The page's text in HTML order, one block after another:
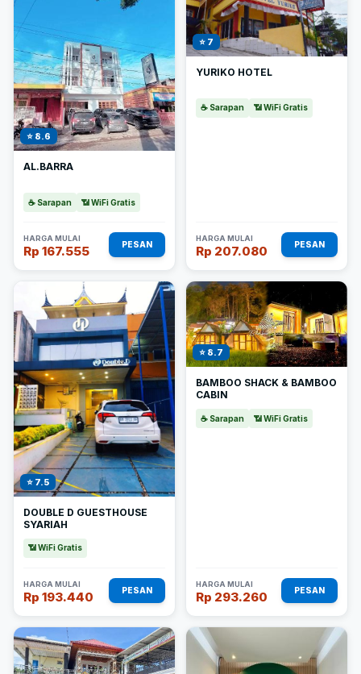
⭐ 8.6
AL.BARRA
☕ Sarapan 📶 WiFi Gratis
HARGA MULAI
Rp 167.555 PESAN
⭐ 7
YURIKO HOTEL
☕ Sarapan 📶 WiFi Gratis
HARGA MULAI
Rp 207.080 PESAN
⭐ 7.5
DOUBLE D GUESTHOUSE
SYARIAH
📶 WiFi Gratis
HARGA MULAI
Rp 193.440 PESAN
⭐ 8.7
BAMBOO SHACK & BAMBOO
CABIN
☕ Sarapan 📶 WiFi Gratis
HARGA MULAI
Rp 293.260 PESAN